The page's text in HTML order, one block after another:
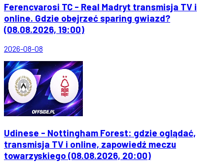
Ferencvarosi TC - Real Madryt transmisja TV i
online. Gdzie obejrzeć sparing gwiazd?
(08.08.2026, 19:00)
2026-08-08
Udinese - Nottingham Forest: gdzie oglądać,
transmisja TV i online, zapowiedź meczu
towarzyskiego (08.08.2026, 20:00)